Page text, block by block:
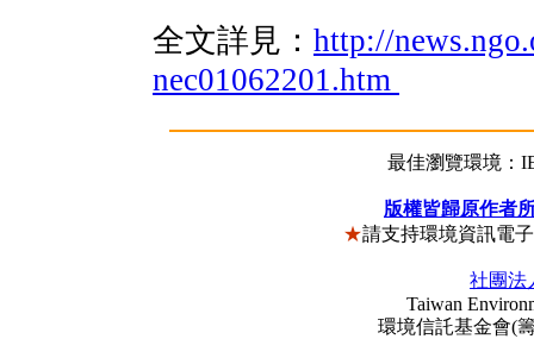
全文詳見： http://
nec01062201.htm
最佳瀏覽環境：
版權皆歸原作者
★請支持環境資訊電
社團法
Taiwan
環境信託基金會(籌